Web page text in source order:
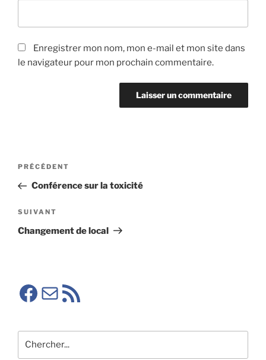
Enregistrer mon nom, mon e-mail et mon site dans
le navigateur pour mon prochain commentaire.
Navigation
l’article
Article
précédent
PRÉCÉDENT
Conférence sur la toxicité
Article
suivant
SUIVANT
Changement de local
Facebook SMA
E-mailRSS SMA